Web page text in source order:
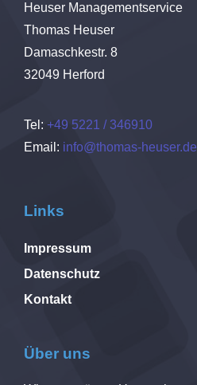
Heuser Managementservice
Thomas Heuser
Damaschkestr. 8
32049 Herford
Tel: +49 5221 / 346910
Email: info@thomas-heuser.de
Links
Impressum
Datenschutz
Kontakt
Über uns